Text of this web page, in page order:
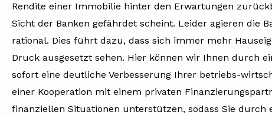
Rendite einer Immobilie hinter den Erwartungen
Sicht der Banken gefährdet scheint. Leider agieren die
rational. Dies führt dazu, dass sich immer mehr
Druck ausgesetzt sehen. Hier können wir Ihnen durch
sofort eine deutliche Verbesserung Ihrer betriebs-
einer Kooperation mit einem privaten
finanziellen Situationen unterstützen, sodass Sie